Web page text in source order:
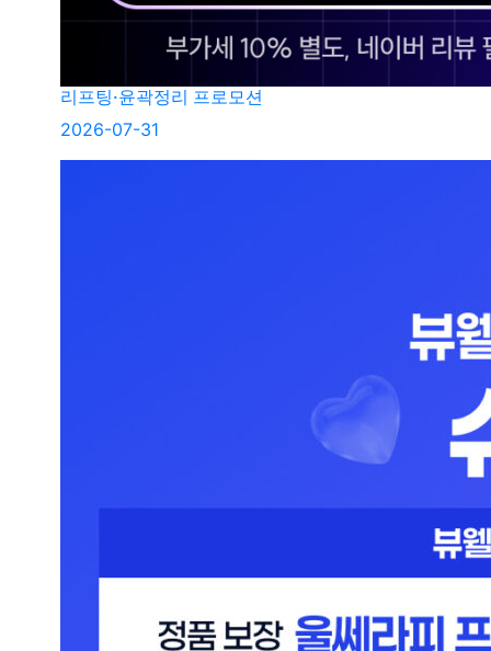
리프팅·윤곽정리 프로모션
2026-07-31